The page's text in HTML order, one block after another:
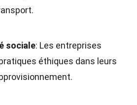
sociale: Les entreprises
éthiques dans leurs